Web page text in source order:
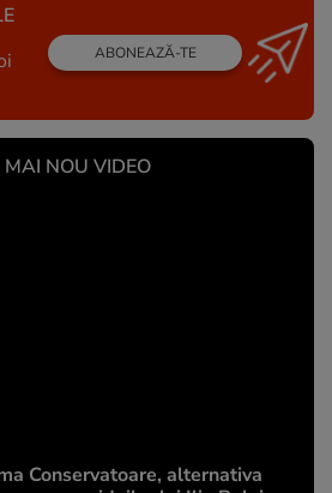
ABONEAZĂ-TE
MAI NOU VIDEO
Conservatoare, alternativa